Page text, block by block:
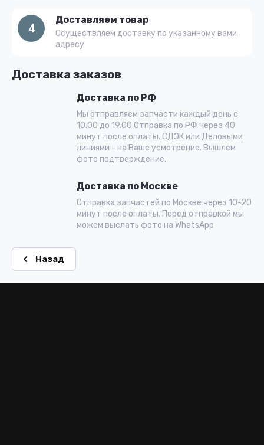
Доставка заказов
Доставка по РФ
Мы отправляем запчасти каждый день с
10.00 до 19.00 Отправка по РФ через 40
минут после оплаты. СДЭК или Деловыми
линиями - на Ваше усмотрение. Вышлем
фото подтверждение.
Доставка по Москве
Отправка запчастей по Москве через 10-20
минут после оплаты. Перед отправкой мы
можем выслать фото на WhatsApp
4
Доставляем товар
Осуществляем доставку по указанному вами
адресу
Назад